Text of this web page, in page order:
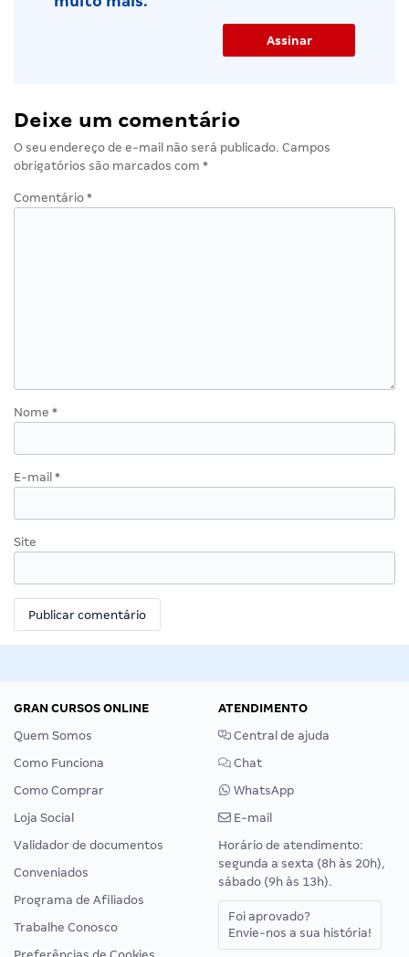
Deixe um comentário
O seu endereço de e-mail não será publicado. Campos
obrigatórios são marcados com *
Comentário *
Nome *
E-mail *
Site
GRAN CURSOS ONLINE
Quem Somos
Como Funciona
Como Comprar
Loja Social
Validador de documentos
Conveniados
Programa de Afiliados
Trabalhe Conosco
ATENDIMENTO
Central de ajuda
Chat
WhatsApp
E-mail
Horário de atendimento:
segunda a sexta (8h às 20h),
sábado (9h às 13h).
Foi aprovado?
Envie-nos a sua história!